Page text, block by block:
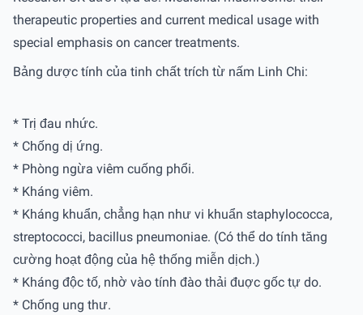
therapeutic properties and current medical usage with
special emphasis on cancer treatments.
Bảng dược tính của tinh chất trích từ nấm Linh Chi:
* Trị đau nhức.
* Chống dị ứng.
* Phòng ngừa viêm cuống phổi.
* Kháng viêm.
* Kháng khuẩn, chẳng hạn như vi khuẩn staphylococca,
streptococci, bacillus pneumoniae. (Có thể do tính tăng
cường hoạt động của hệ thống miễn dịch.)
* Kháng độc tố, nhờ vào tính đào thải đuợc gốc tự do.
* Chống ung thư.